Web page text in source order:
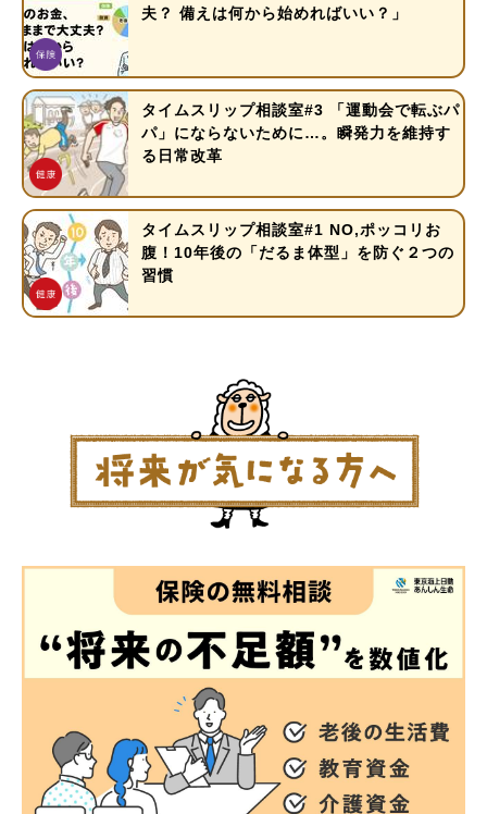
夫？ 備えは何から始めればいい？」
タイムスリップ相談室#3 「運動会で転ぶパ
パ」にならないために…。瞬発力を維持す
る日常改革
タイムスリップ相談室#1 NO,ポッコリお
腹！10年後の「だるま体型」を防ぐ２つの
習慣